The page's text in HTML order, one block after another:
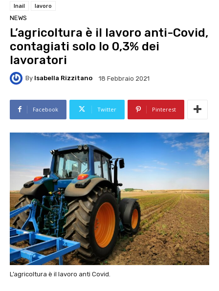
Inail
lavoro
NEWS
L’agricoltura è il lavoro anti-Covid,
contagiati solo lo 0,3% dei
lavoratori
By Isabella Rizzitano 18 Febbraio 2021
Facebook Twitter Pinterest
L’agricoltura è il lavoro anti Covid.